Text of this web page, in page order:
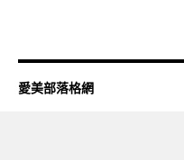
愛美部落格網